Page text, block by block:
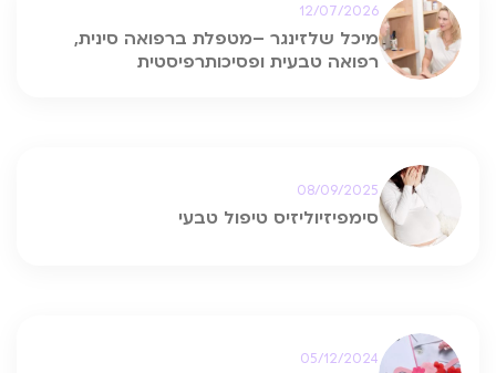
מיכל שלזינגר –מטפלת ברפואה סינית,
רפואה טבעית ופסיכותרפיסטית
12/07/2026
סימפיזיוליזיס טיפול טבעי
08/09/2025
05/12/2024